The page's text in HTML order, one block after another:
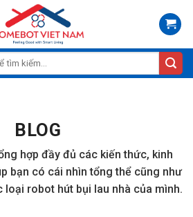
BLOG
hợp đầy đủ các kiến thức, kinh
bạn có cái nhìn tổng thể cũng như
loại robot hút bụi lau nhà của mình.